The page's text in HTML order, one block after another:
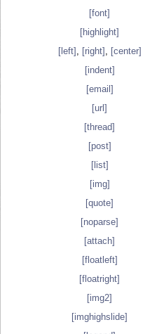
[font]
[highlight]
[left] , [right] , [center]
[indent]
[email]
[url]
[thread]
[post]
[list]
[img]
[quote]
[noparse]
[attach]
[floatleft]
[floatright]
[img2]
[imghighslide]